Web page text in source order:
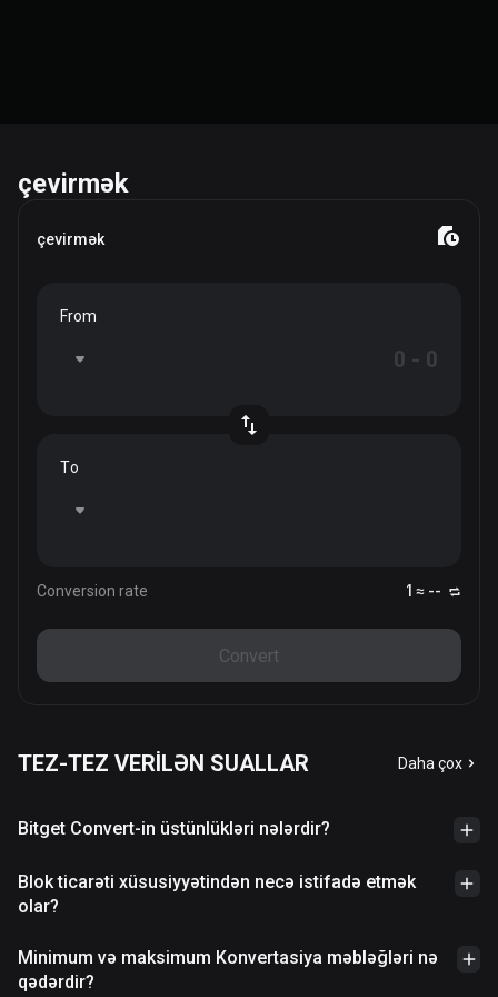
çevirmək
çevirmək
From
To
Conversion rate 1 ≈ --
Convert
TEZ-TEZ VERİLƏN SUALLAR Daha çox
Bitget Convert-in üstünlükləri nələrdir?
Blok ticarəti xüsusiyyətindən necə istifadə etmək
olar?
Minimum və maksimum Konvertasiya məbləğləri nə
qədərdir?